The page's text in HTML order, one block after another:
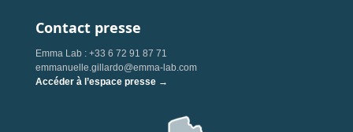
Contact presse
Emma Lab : +33 6 72 91 87 71
emmanuelle.gillardo@emma-lab.com
Accéder à l’espace presse →